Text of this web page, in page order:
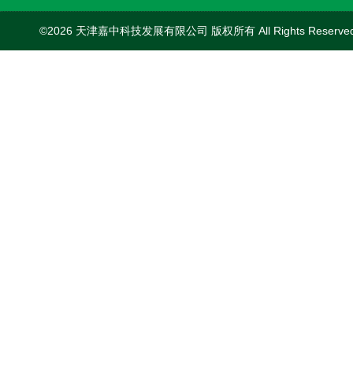
©2026 天津嘉中科技发展有限公司 版权所有 All Rights